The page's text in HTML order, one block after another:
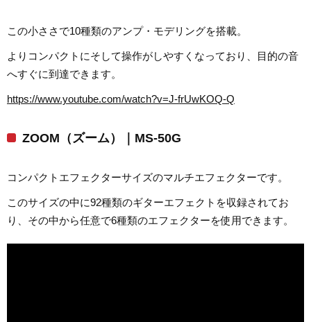
この小ささで10種類のアンプ・モデリングを搭載。
よりコンパクトにそして操作がしやすくなっており、目的の音
へすぐに到達できます。
https://www.youtube.com/watch?v=J-frUwKOQ-Q
ZOOM（ズーム）｜MS-50G
コンパクトエフェクターサイズのマルチエフェクターです。
このサイズの中に92種類のギターエフェクトを収録されてお
り、その中から任意で6種類のエフェクターを使用できます。